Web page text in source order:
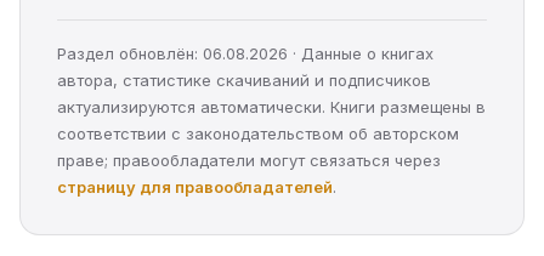
Раздел обновлён: 06.08.2026 · Данные о книгах
автора, статистике скачиваний и подписчиков
актуализируются автоматически. Книги размещены в
соответствии с законодательством об авторском
праве; правообладатели могут связаться через
страницу для правообладателей.